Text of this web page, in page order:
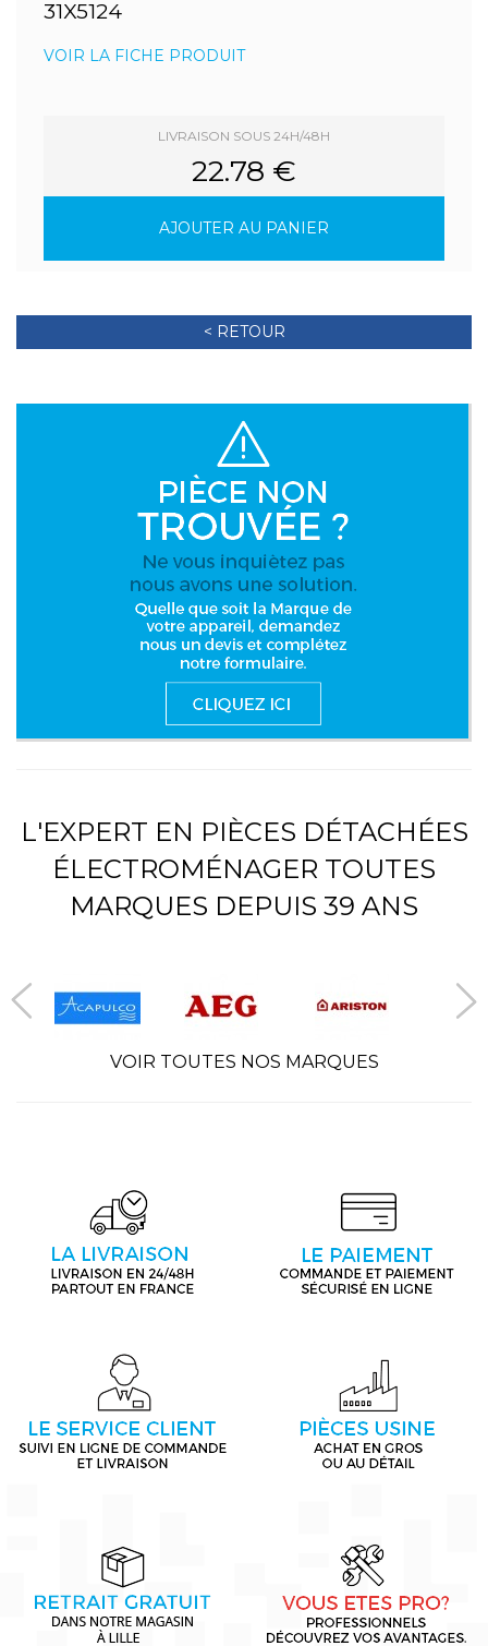
31X5124
VOIR LA FICHE PRODUIT
LIVRAISON SOUS 24H/48H
22.78 €
AJOUTER AU PANIER
< RETOUR
L'EXPERT EN PIÈCES DÉTACHÉES
ÉLECTROMÉNAGER TOUTES
MARQUES DEPUIS 39 ANS
VOIR TOUTES NOS MARQUES